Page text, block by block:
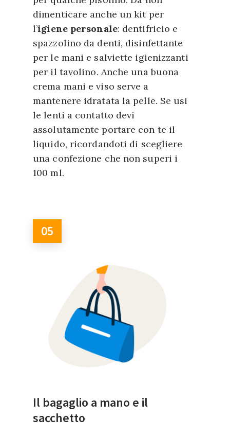
dimenticare anche un kit per
l’igiene personale: dentifricio e
spazzolino da denti, disinfettante
per le mani e salviette igienizzanti
per il tavolino. Anche una buona
crema mani e viso serve a
mantenere idratata la pelle. Se usi
le lenti a contatto devi
assolutamente portare con te il
liquido, ricordandoti di scegliere
una confezione che non superi i
100 ml.
05
Il bagaglio a mano e il
sacchetto